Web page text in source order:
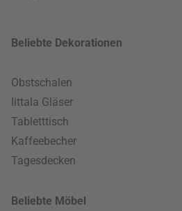
Beliebte Dekorationen
Obstschalen
Iittala Gläser
Tabletttisch
Kaffeebecher
Tagesdecken
Beliebte Möbel